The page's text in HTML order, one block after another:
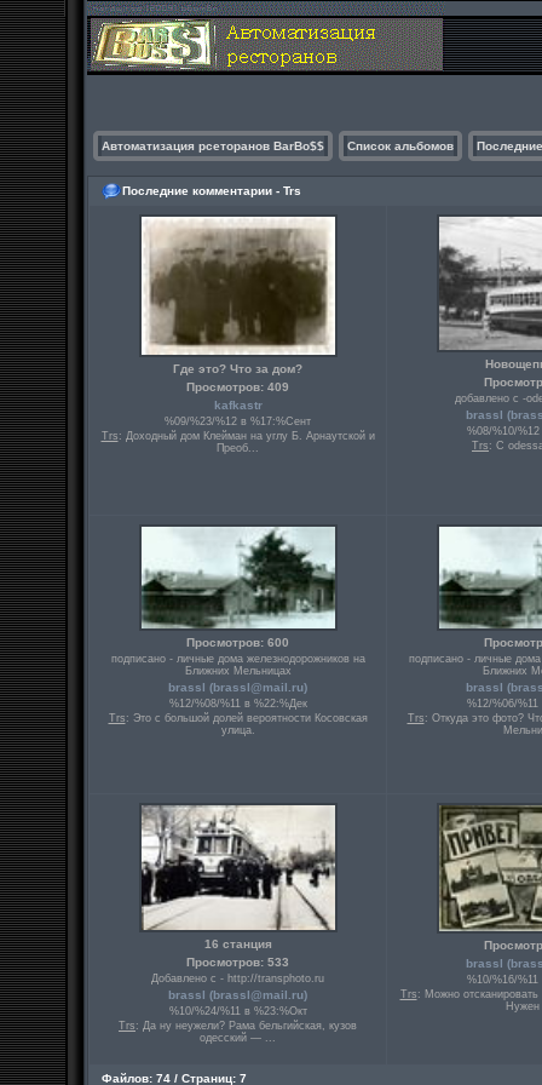
Автоматизация рсеторанов BarBo$$ Список альбомов
Последние комментарии - Trs
Где это? Что за дом?
Просмотров: 409
kafkastr
%09/%23/%12 в %17:%Сент
Trs : Доходный дом Клейман на углу Б. Арнаутской и
Преоб...
добавлено с -
brassl (
%08/%10/%12
Trs : С
Просмотров: 600
подписано - личные дома железнодорожников на
Ближних Мельницах
brassl (brassl@mail.ru)
%12/%08/%11 в %22:%Дек
Trs : Это с большой долей вероятности Косовская
улица.
подписано - личные
Ближних
brassl (
%12/%06/%11
Trs : Откуда это фото?
16 станция
Просмотров: 533
Добавлено с - http://transphoto.ru
brassl (brassl@mail.ru)
%10/%24/%11 в %23:%Окт
Trs : Да ну неужели? Рама бельгийская, кузов
одесский — ...
brassl (
%10/%16/%11
Trs : Можно
Нужен
Файлов: 74 / Страниц: 7